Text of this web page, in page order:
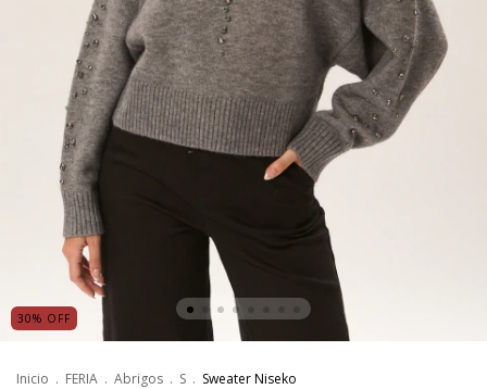
30% OFF
Inicio . FERIA . Abrigos . S . Sweater Niseko